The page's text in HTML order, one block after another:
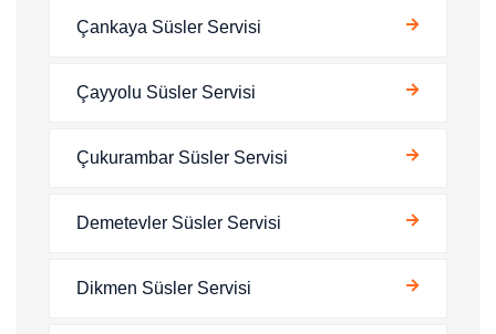
Çankaya Süsler Servisi
Çayyolu Süsler Servisi
Çukurambar Süsler Servisi
Demetevler Süsler Servisi
Dikmen Süsler Servisi